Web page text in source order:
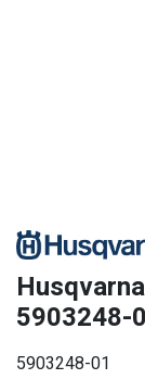
5903248-
5903248-01